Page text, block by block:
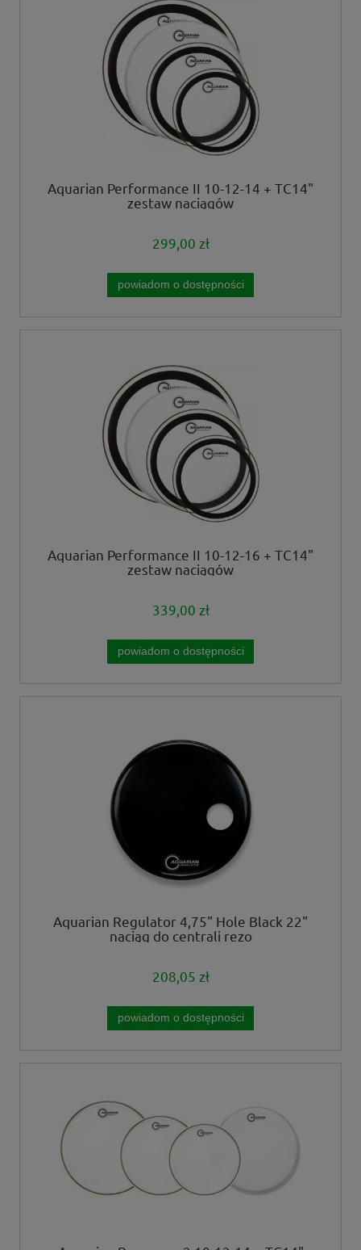
Aquarian Performance II 10-12-14 + TC14"
zestaw naciągów
299,00 zł
powiadom o dostępności
Aquarian Performance II 10-12-16 + TC14"
zestaw naciągów
339,00 zł
powiadom o dostępności
Aquarian Regulator 4,75" Hole Black 22"
naciąg do centrali rezo
208,05 zł
powiadom o dostępności